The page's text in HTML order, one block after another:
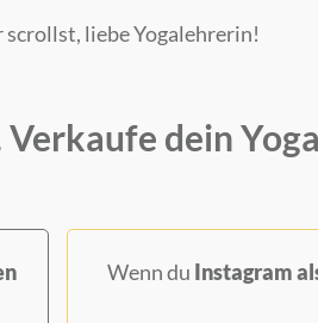
liebe Yogalehrerin!
dein
Wenn du Instagram